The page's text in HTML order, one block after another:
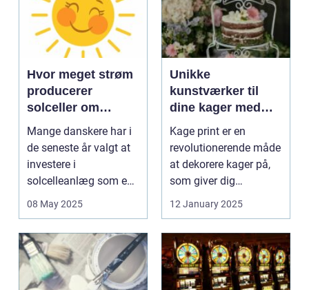
Hvor meget strøm
producerer
solceller om
vinteren?
Mange danskere har i
de seneste år valgt at
investere i
solcelleanlæg som en
08 May 2025
Unikke
kunstværker til
dine kager med
kage print
Kage print er en
revolutionerende måde
at dekorere kager på,
som giver dig
12 January 2025